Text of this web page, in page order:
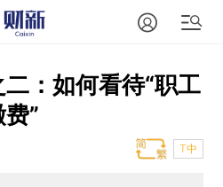
：如何看待“职工
”
T中